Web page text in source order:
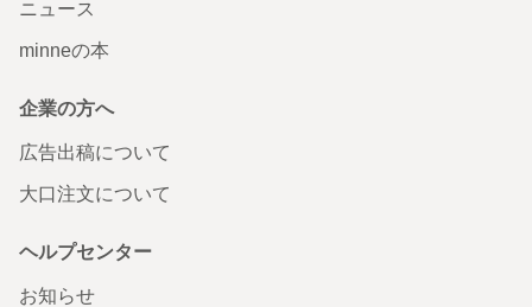
ニュース
minneの本
企業の方へ
広告出稿について
大口注文について
ヘルプセンター
お知らせ